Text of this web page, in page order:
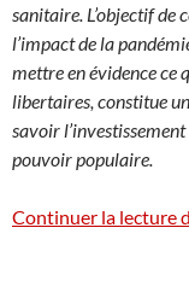
sanitaire. L’objectif de
l’impact de la
mettre en évidence ce
libertaires, constitue
savoir
pouvoir populaire.
Continuer la lecture